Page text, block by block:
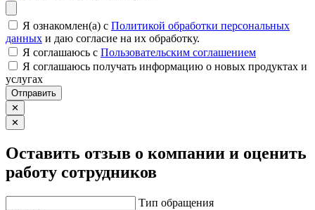
Я ознакомлен(а) с Политикой обработки персональных
данных и даю согласие на их обработку.
Я соглашаюсь c Пользовательским соглашением
Я соглашаюсь получать информацию о новых продуктах и
услугах
Отправить
✕
✕
Оставить отзыв о компании и оценить
работу сотрудников
Тип обращения